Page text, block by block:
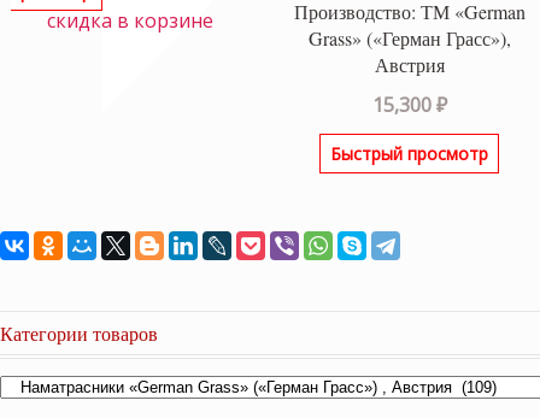
скидка в корзине
Производство: ТМ «German
Grass» («Герман Грасс»),
Австрия
15,300₽
Быстрый просмотр
Категории товаров